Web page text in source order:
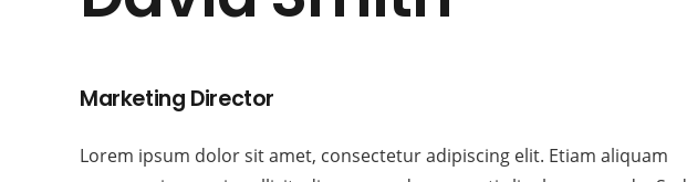
Marketing Director
Lorem ipsum dolor sit amet, consectetur adipiscing elit. Etiam aliquam